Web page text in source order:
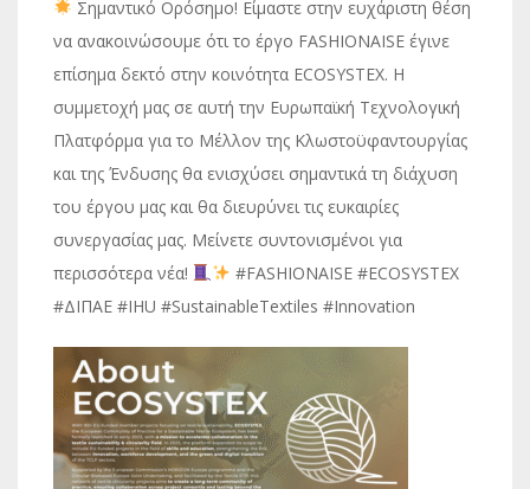
Σημαντικό Ορόσημο! Είμαστε στην ευχάριστη θέση
να ανακοινώσουμε ότι το έργο FASHIONAISE έγινε
επίσημα δεκτό στην κοινότητα ECOSYSTEX. Η
συμμετοχή μας σε αυτή την Ευρωπαϊκή Τεχνολογική
Πλατφόρμα για το Μέλλον της Κλωστοϋφαντουργίας
και της Ένδυσης θα ενισχύσει σημαντικά τη διάχυση
του έργου μας και θα διευρύνει τις ευκαιρίες
συνεργασίας μας. Μείνετε συντονισμένοι για
περισσότερα νέα!
#FASHIONAISE #ECOSYSTEX
#ΔΙΠΑΕ #IHU #SustainableTextiles #Innovation